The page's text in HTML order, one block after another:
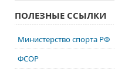
ПОЛЕЗНЫЕ ССЫЛКИ
Министерство спорта РФ
ФСОР